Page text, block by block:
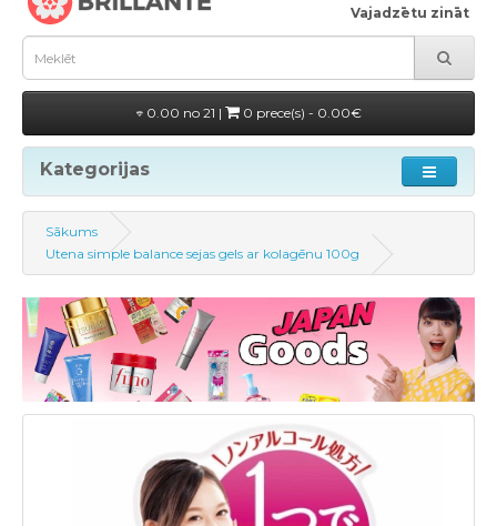
Vajadzētu zināt
0.00 no 21 | 0 prece(s) - 0.00€
Kategorijas
Sākums
Utena simple balance sejas gels ar kolagēnu 100g